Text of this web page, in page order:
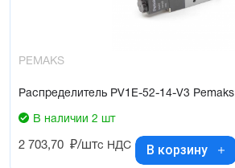
PEMAKS
Распределитель PV1E-52-14-V3 Pemaks
В наличии 2 шт
2 703,70 ₽/штс НДС В корзину